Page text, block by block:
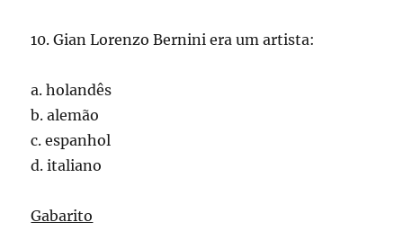
10. Gian Lorenzo Bernini era um artista:
a. holandês
b. alemão
c. espanhol
d. italiano
Gabarito